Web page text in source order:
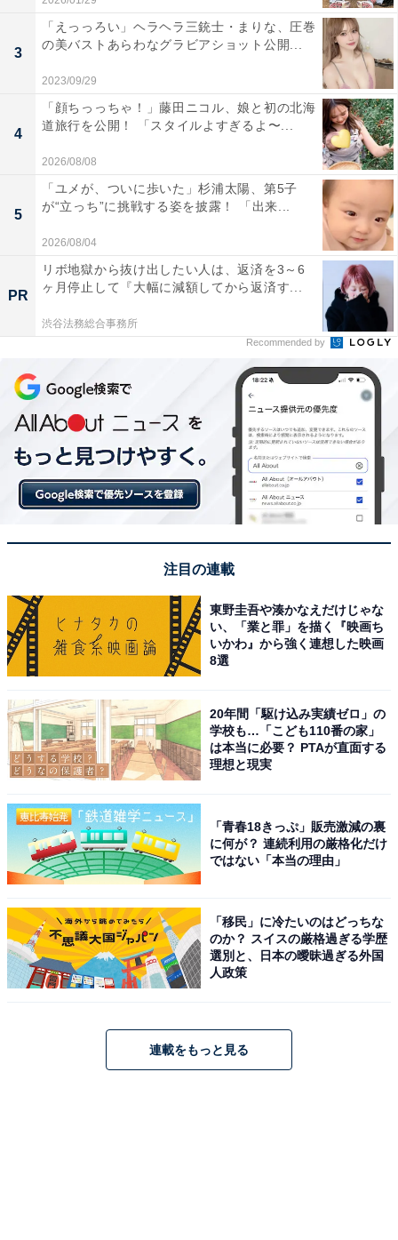
3
「えっっろい」ヘラヘラ三銃士・まりな、圧巻
の美バストあらわなグラビアショット公開...
2023/09/29
4
「顔ちっっちゃ！」藤田ニコル、娘と初の北海
道旅行を公開！ 「スタイルよすぎるよ〜...
2026/08/08
5
「ユメが、ついに歩いた」杉浦太陽、第5子
が“立っち”に挑戦する姿を披露！ 「出来...
2026/08/04
PR
リボ地獄から抜け出したい人は、返済を3～6
ヶ月停止して『大幅に減額してから返済す...
渋谷法務総合事務所
Recommended by
注目の連載
東野圭吾や湊かなえだけじゃな
い、「業と罪」を描く『映画ち
いかわ』から強く連想した映画
8選
20年間「駆け込み実績ゼロ」の
学校も…「こども110番の家」
は本当に必要？ PTAが直面する
理想と現実
「青春18きっぷ」販売激減の裏
に何が？ 連続利用の厳格化だけ
ではない「本当の理由」
「移民」に冷たいのはどっちな
のか？ スイスの厳格過ぎる学歴
選別と、日本の曖昧過ぎる外国
人政策
連載をもっと見る